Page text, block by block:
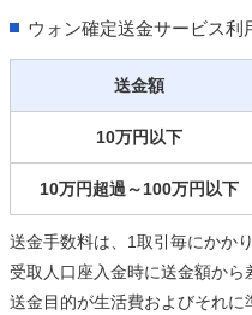
ウォン確定送金サービス利
送金額
10万円以下
10万円超過～100万円以下
送金手数料は、1取引毎にかかり
受取人口座入金時に送金額から
送金目的が生活費およびそれ